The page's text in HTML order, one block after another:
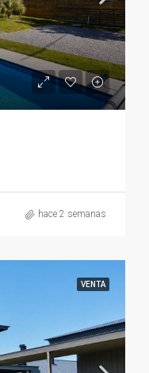
hace 2 semanas
VENTA